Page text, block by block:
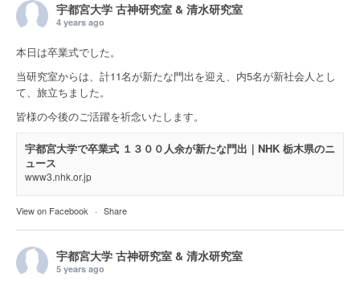
宇都宮大学 古神研究室 & 清水研究室
4 years ago
本日は卒業式でした。
当研究室からは、計11名が新たな門出を迎え、内5名が新社会人とし
て、旅立ちました。
皆様の今後のご活躍を祈念いたします。
宇都宮大学で卒業式 １３００人余が新たな門出｜NHK 栃木県のニ
ュース
www3.nhk.or.jp
View on Facebook · Share
宇都宮大学 古神研究室 & 清水研究室
5 years ago